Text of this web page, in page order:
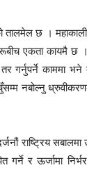
तालमेल छ ।
एकता कायमै छ
गर्नुपर्ने काममा
नबोल्नु
राष्ट्रिय सबालमा
गर्ने र ऊर्जामा